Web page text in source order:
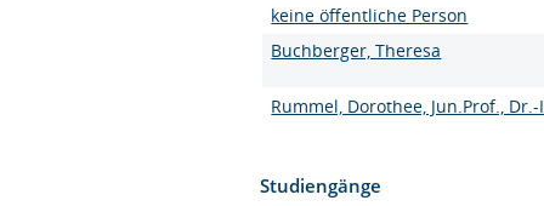
keine öffentliche Person
Buchberger, Theresa
Rummel, Dorothee, Jun.Prof.,
Studiengänge